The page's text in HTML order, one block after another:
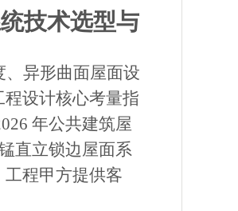
技术选型与
异形曲面屋面设
设计核心考量指
年公共建筑屋
直立锁边屋面系
程甲方提供客